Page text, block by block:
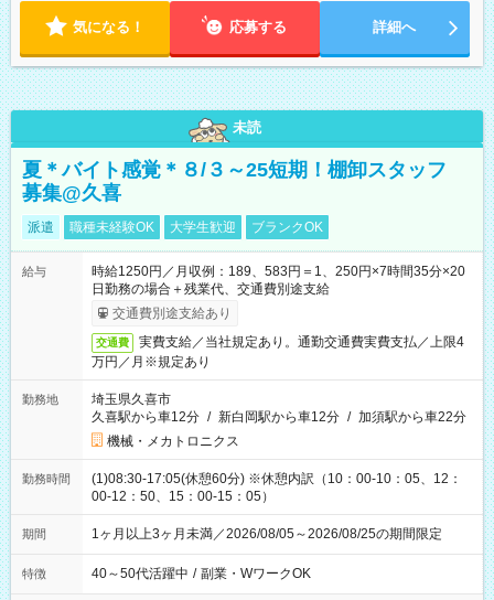
気になる！ 応募する 詳細へ
未読
夏＊バイト感覚＊８/３～25短期！棚卸スタッフ
募集@久喜
派遣 職種未経験OK 大学生歓迎 ブランクOK
給与
時給1250円／月収例：189、583円＝1、250円×7時間35分×20
日勤務の場合＋残業代、交通費別途支給
交通費別途支給あり
交通費
実費支給／当社規定あり。通勤交通費実費支払／上限4
万円／月※規定あり
勤務地
埼玉県久喜市
久喜駅から車12分 / 新白岡駅から車12分 / 加須駅から車22分
機械・メカトロニクス
勤務時間
(1)08:30-17:05(休憩60分) ※休憩内訳（10：00-10：05、12：
00-12：50、15：00-15：05）
期間 1ヶ月以上3ヶ月未満／2026/08/05～2026/08/25の期間限定
特徴 40～50代活躍中 / 副業・WワークOK